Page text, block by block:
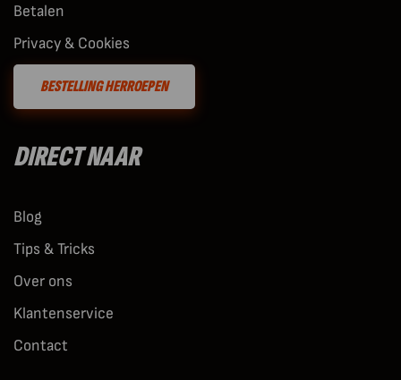
Betalen
Privacy & Cookies
BESTELLING HERROEPEN
DIRECT NAAR
Blog
Tips & Tricks
Over ons
Klantenservice
Contact